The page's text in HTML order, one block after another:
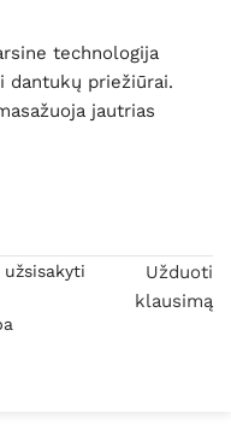
technologija
dantukų priežiūrai.
jautrias
Užduoti
klausimą